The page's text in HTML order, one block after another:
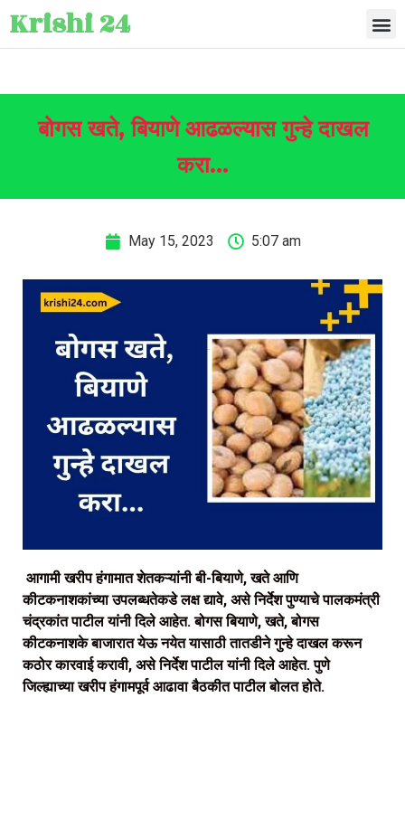
Krishi 24
बोगस खते, बियाणे आढळल्यास गुन्हे दाखल
करा…
May 15, 2023 5:07 am
आगामी खरीप हंगामात शेतकऱ्यांनी बी-बियाणे, खते आणि
कीटकनाशकांच्या उपलब्धतेकडे लक्ष द्यावे, असे निर्देश पुण्याचे पालकमंत्री
चंद्रकांत पाटील यांनी दिले आहेत. बोगस बियाणे, खते, बोगस
कीटकनाशके बाजारात येऊ नयेत यासाठी तातडीने गुन्हे दाखल करून
कठोर कारवाई करावी, असे निर्देश पाटील यांनी दिले आहेत. पुणे
जिल्ह्याच्या खरीप हंगामपूर्व आढावा बैठकीत पाटील बोलत होते.